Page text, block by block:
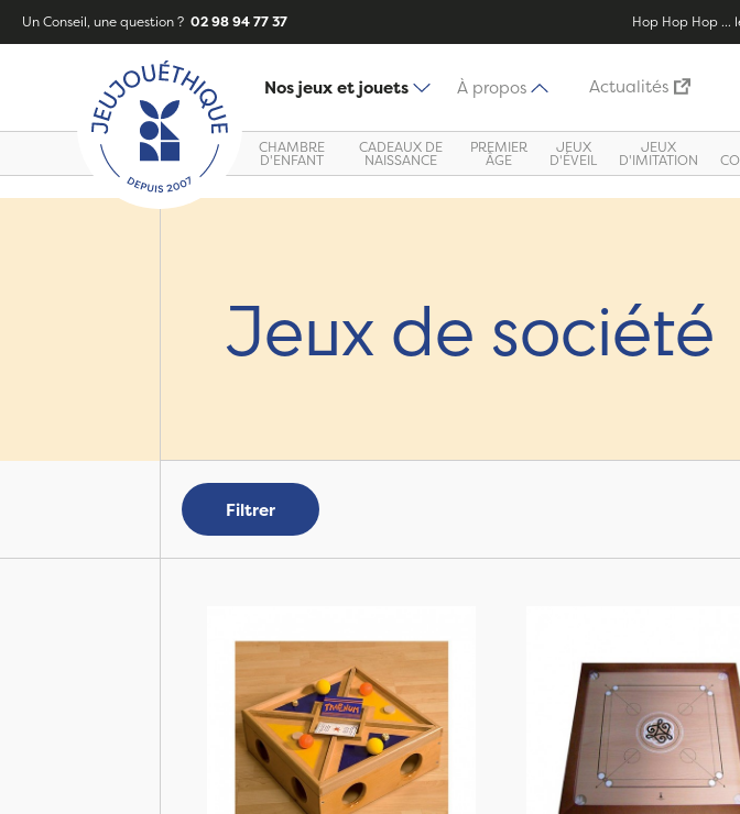
Un Conseil, une question ? 02 98 94 77 37 Hop Hop Hop ...
Nos jeux et jouets À propos Actualités
CHAMBRE
D'ENFANT
CADEAUX DE
NAISSANCE
PREMIER
ÂGE
JEUX
D'ÉVEIL
JEUX
D'IMITATION
Jeux de société
Filtrer